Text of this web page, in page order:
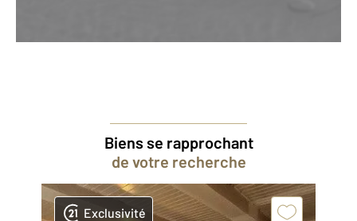
Biens se rapprochant
de votre recherche
Exclusivité